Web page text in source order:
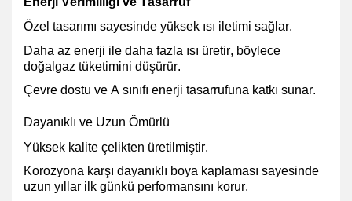
Özel tasarımı sayesinde yüksek ısı iletimi sağlar.
Daha az enerji ile daha fazla ısı üretir, böylece
doğalgaz tüketimini düşürür.
Çevre dostu ve A sınıfı enerji tasarrufuna katkı sunar.
Dayanıklı ve Uzun Ömürlü
Yüksek kalite çelikten üretilmiştir.
Korozyona karşı dayanıklı boya kaplaması sayesinde
uzun yıllar ilk günkü performansını korur.